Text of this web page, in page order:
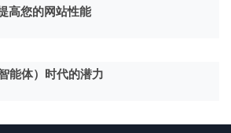
高您的网站性能
能体）时代的潜力